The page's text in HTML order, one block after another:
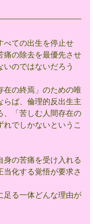
べての出生を停止せ
痛の除去を最優先させ
のではないだろう
在の終焉」のための唯
らば、倫理的反出生主
、「苦しむ人間存在の
でしかないというこ
身の苦痛を受け入れる
化する覚悟が要求さ
足る一体どんな理由が